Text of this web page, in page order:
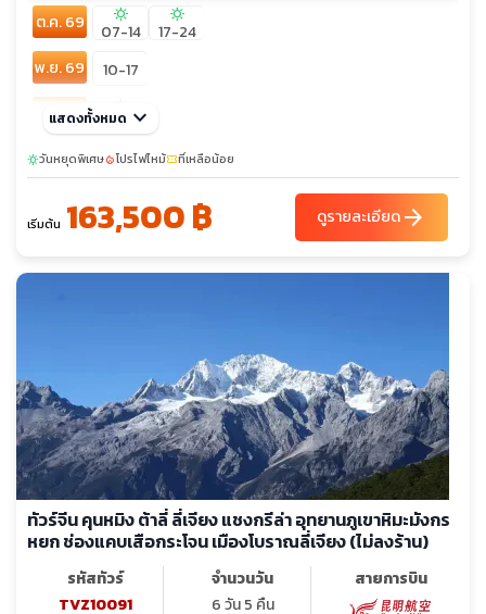
ต.ค. 69 sunny
07-14
sunny
17-24
พ.ย. 69
10-17
ธ.ค. 69
sunny
03-10
แสดงทั้งหมด keyboard_arrow_down
sunnyวันหยุดพิเศษlocal_fire_departmentโปรไฟไหม้confirmation_numberที่เหลือน้อย
เริ่มต้น 163,500 ฿ ดูรายละเอียดarrow_forward
ทัวร์จีน คุนหมิง ต้าลี่ ลี่เจียง แชงกรีล่า อุทยานภูเขาหิมะมังกร
หยก ช่องแคบเสือกระโจน เมืองโบราณลี่เจียง (ไม่ลงร้าน)
รหัสทัวร์
TVZ10091
จำนวนวัน
6 วัน 5 คืน
สายการบิน